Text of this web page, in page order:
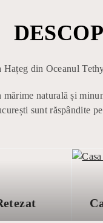
din Oceanul
naturală și
sunt răspândite